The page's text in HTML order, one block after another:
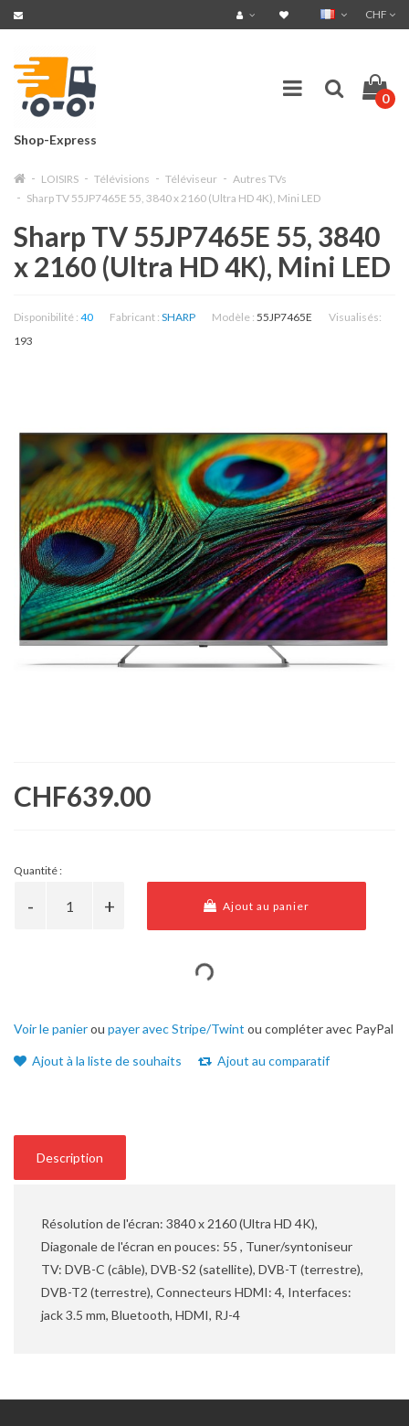
CHF
Shop-Express
0
LOISIRS Télévisions Téléviseur
Autres TVs
Sharp TV 55JP7465E 55, 3840 x 2160 (Ultra HD 4K), Mini LED
Sharp TV 55JP7465E 55, 3840
x 2160 (Ultra HD 4K), Mini LED
Disponibilité : 40 Fabricant : SHARP Modèle : 55JP7465E
Visualisés:
193
CHF639.00
Quantité :
Ajout au panier
Voir le panierou payer avec Stripe/Twint ou compléter avec PayPal
Ajout à la liste de souhaits Ajout au comparatif
Description
Résolution de l'écran: 3840 x 2160 (Ultra HD 4K),
Diagonale de l'écran en pouces: 55 , Tuner/syntoniseur
TV: DVB-C (câble), DVB-S2 (satellite), DVB-T (terrestre),
DVB-T2 (terrestre), Connecteurs HDMI: 4, Interfaces:
jack 3.5 mm, Bluetooth, HDMI, RJ-4